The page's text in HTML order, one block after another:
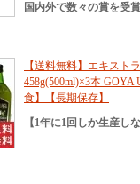
国内外で数々の賞を受賞
【送料無料】エキスト
458g(500ml)×3本
食】【長期保存】
【1年に1回しか生産し